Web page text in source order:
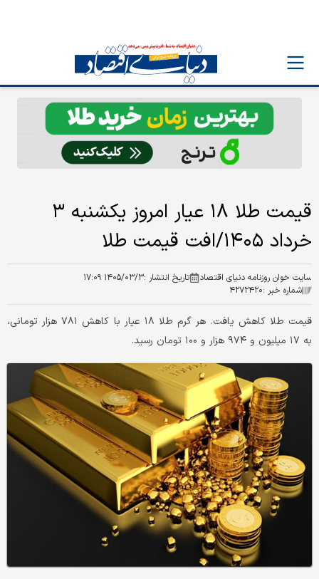
قیمت طلا ۱۸ عیار امروز یکشنبه ۳
خرداد ۱۴۰۵/افت قیمت طلا
سایت خوان روزنامه دنیای اقتصاد تاریخ انتشار :۱۴۰۵/۰۳/۳ ۱۷:۰۹
شماره خبر :۴۲۷۲۴۲۰
قیمت طلا کاهش یافت. هر گرم طلا ۱۸ عیار با کاهش ۷۸۱ هزار تومانی،
به ۱۷ میلیون و ۹۷۴ هزار و ۱۰۰ تومان رسید.